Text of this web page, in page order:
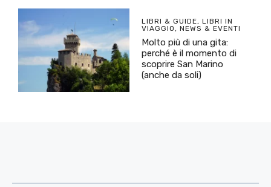
LIBRI & GUIDE, LIBRI IN
VIAGGIO , NEWS & EVENTI
Molto più di una gita:
perché è il momento di
scoprire San Marino
(anche da soli)